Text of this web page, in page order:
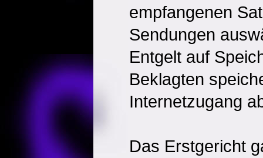
empfangenen
Sendungen
Entgelt auf
Beklagten
Internetzugang
Das Erstgericht